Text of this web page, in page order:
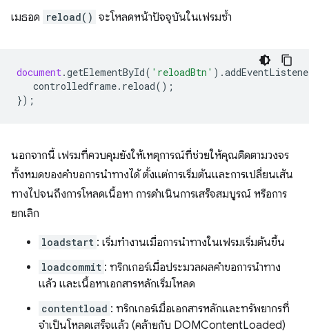
เมธอด reload() จะโหลดหน้าปัจจุบันในเฟรมซ้ำ
document.getElementById( 'reloadBtn' ).
controlledframe. reload();
});
นอกจากนี้ เฟรมที่ควบคุมยังให้เหตุการณ์ที่ช่วยให้คุณติดตามวงจร
ทั้งหมดของคำขอการนำทางได้ ตั้งแต่การเริ่มต้นและการเปลี่ยนเส้น
ทางไปจนถึงการโหลดเนื้อหา การดำเนินการเสร็จสมบูรณ์ หรือการ
ยกเลิก
loadstart : เริ่มทำงานเมื่อการนำทางในเฟรมเริ่มต้นขึ้น
loadcommit : ทริกเกอร์เมื่อประมวลผลคำขอการนำทาง
แล้ว และเนื้อหาเอกสารหลักเริ่มโหลด
contentload : ทริกเกอร์เมื่อเอกสารหลักและทรัพยากรที่
จำเป็นโหลดเสร็จแล้ว (คล้ายกับ DOMContentLoaded)